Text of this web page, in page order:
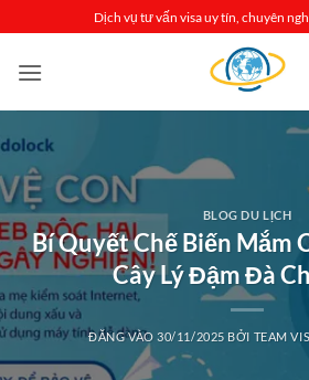
qua
nội
Dịch vụ tư vấn visa uy tín, chuyên
BLOG DU LỊCH
Bí Quyết Chế Biến Mắm
Cây Lý Đậm Đà
ĐĂNG VÀO30/11/2025 BỞI TEAM